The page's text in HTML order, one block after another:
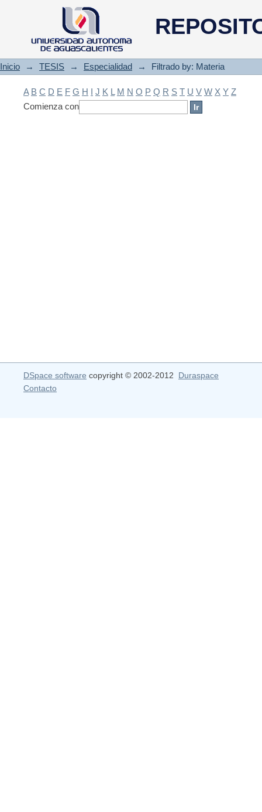
Filtrado by: Materia
Inicio → TESIS → Especialidad → Filtrado by: Materia
A B C D E F G H I J K L M N O P Q R S T U V W X Y Z
Comienza con
DSpace software copyright © 2002-2012 Duraspace
Contacto